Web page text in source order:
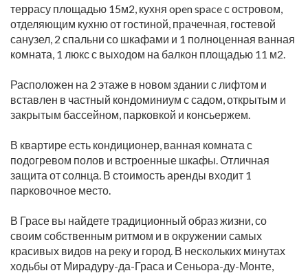
террасу площадью 15м2, кухня open space с островом,
отделяющим кухню от гостиной, прачечная, гостевой
санузел, 2 спальни со шкафами и 1 полноценная ванная
комната, 1 люкс с выходом на балкон площадью 11 м2.
Расположен на 2 этаже в новом здании с лифтом и
вставлен в частный кондоминиум с садом, открытым и
закрытым бассейном, парковкой и консьержем.
В квартире есть кондиционер, ванная комната с
подогревом полов и встроенные шкафы. Отличная
защита от солнца. В стоимость аренды входит 1
парковочное место.
В Грасе вы найдете традиционный образ жизни, со
своим собственным ритмом и в окружении самых
красивых видов на реку и город. В нескольких минутах
ходьбы от Мирадуру-да-Граса и Сеньора-ду-Монте,